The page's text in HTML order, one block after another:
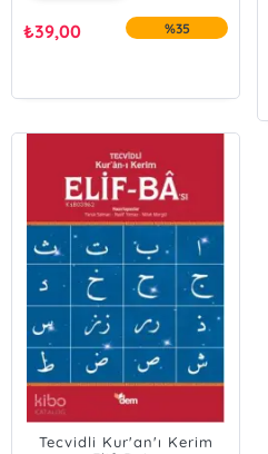
₺39,00 %35
Tecvidli Kur'an'ı Kerim